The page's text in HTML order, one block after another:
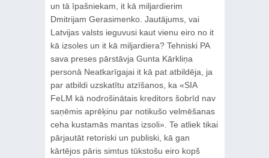
un tā īpašniekam, it kā miljardierim
Dmitrijam Gerasimenko. Jautājums, vai
Latvijas valsts ieguvusi kaut vienu eiro no it
kā izsoles un it kā miljardiera? Tehniski PA
sava preses pārstāvja Gunta Kārkliņa
personā Neatkarīgajai it kā pat atbildēja, ja
par atbildi uzskatītu atzīšanos, ka «SIA
FeLM kā nodrošinātais kreditors šobrīd nav
saņēmis aprēķinu par notikušo velmēšanas
ceha kustamās mantas izsoli». Te atliek tikai
pārjautāt retoriski un publiski, kā gan
kārtējos pāris simtus tūkstošu eiro kopš